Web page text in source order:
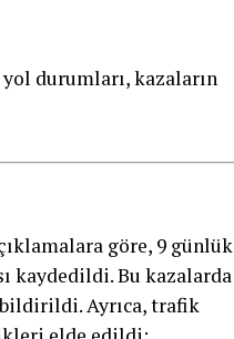
durumları, kazaların
göre, 9 günlük
kaydedildi. Bu kazalarda
bildirildi. Ayrıca, trafik